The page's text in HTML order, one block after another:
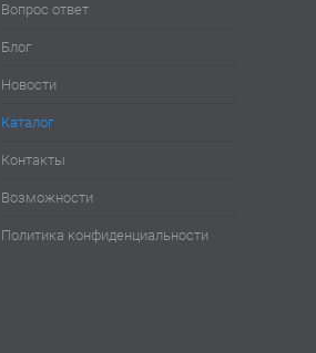
Вопрос ответ
Блог
Новости
Каталог
Контакты
Возможности
Политика конфиденциальности